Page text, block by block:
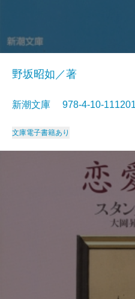
野坂昭如／著
新潮文庫 978-4-10-
文庫電子書籍あり